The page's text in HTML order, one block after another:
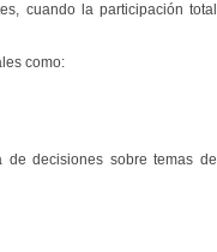
cuando la participación total
como:
decisiones sobre temas de